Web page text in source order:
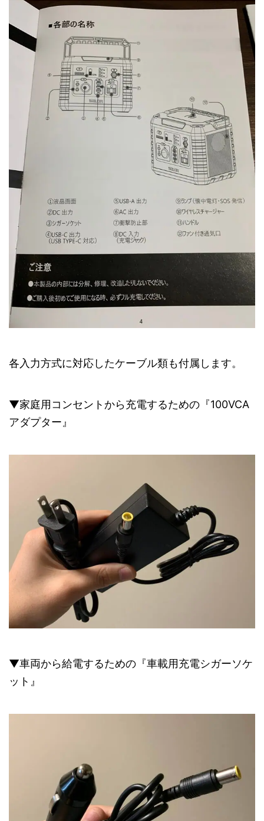
各入力方式に対応したケーブル類も付属します。
▼家庭用コンセントから充電するための『100VCA
アダプター』
▼車両から給電するための『車載用充電シガーソケ
ット』